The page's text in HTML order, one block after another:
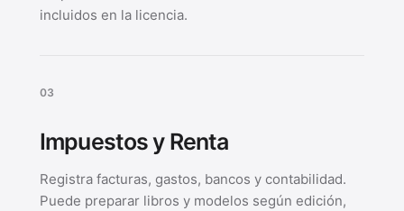
incluidos en la licencia.
03
Impuestos y Renta
Registra facturas, gastos, bancos y contabilidad.
Puede preparar libros y modelos según edición,